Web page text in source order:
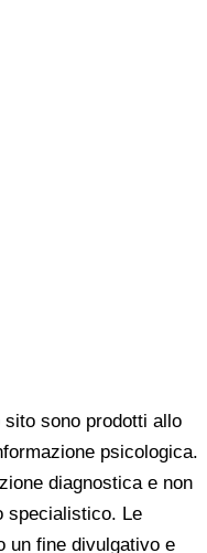
sono prodotti allo
psicologica.
diagnostica e non
specialistico. Le
un fine divulgativo e